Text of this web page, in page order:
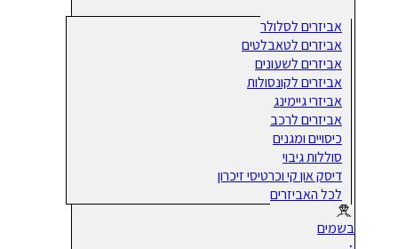
אביזרים לסלולר
אביזרים לטאבלטים
אביזרים לשעונים
אביזרים לקונסולות
אביזרי גיימינג
אביזרים לרכב
כיסויים ומגנים
סוללות גיבוי
דיסק און קי וכרטיסי זיכרון
לכל האביזרים
בשמים